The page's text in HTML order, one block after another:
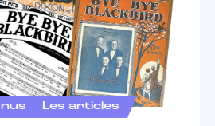
Les articles